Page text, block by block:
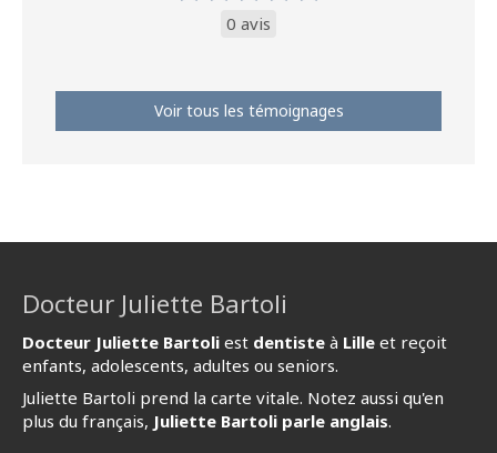
0 avis
Voir tous les témoignages
Docteur Juliette Bartoli
Docteur Juliette Bartoli est dentiste à Lille et reçoit
enfants, adolescents, adultes ou seniors.
Juliette Bartoli prend la carte vitale. Notez aussi qu'en
plus du français, Juliette Bartoli parle anglais.